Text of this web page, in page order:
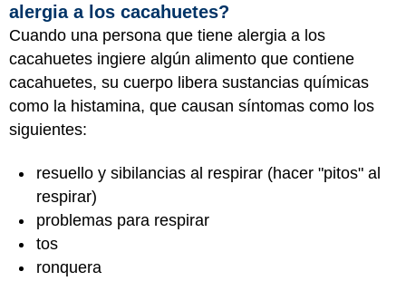
alergia a los cacahuetes?
Cuando una persona que tiene alergia a los
cacahuetes ingiere algún alimento que contiene
cacahuetes, su cuerpo libera sustancias químicas
como la histamina, que causan síntomas como los
siguientes:
resuello y sibilancias al respirar (hacer "pitos" al
respirar)
problemas para respirar
tos
ronquera